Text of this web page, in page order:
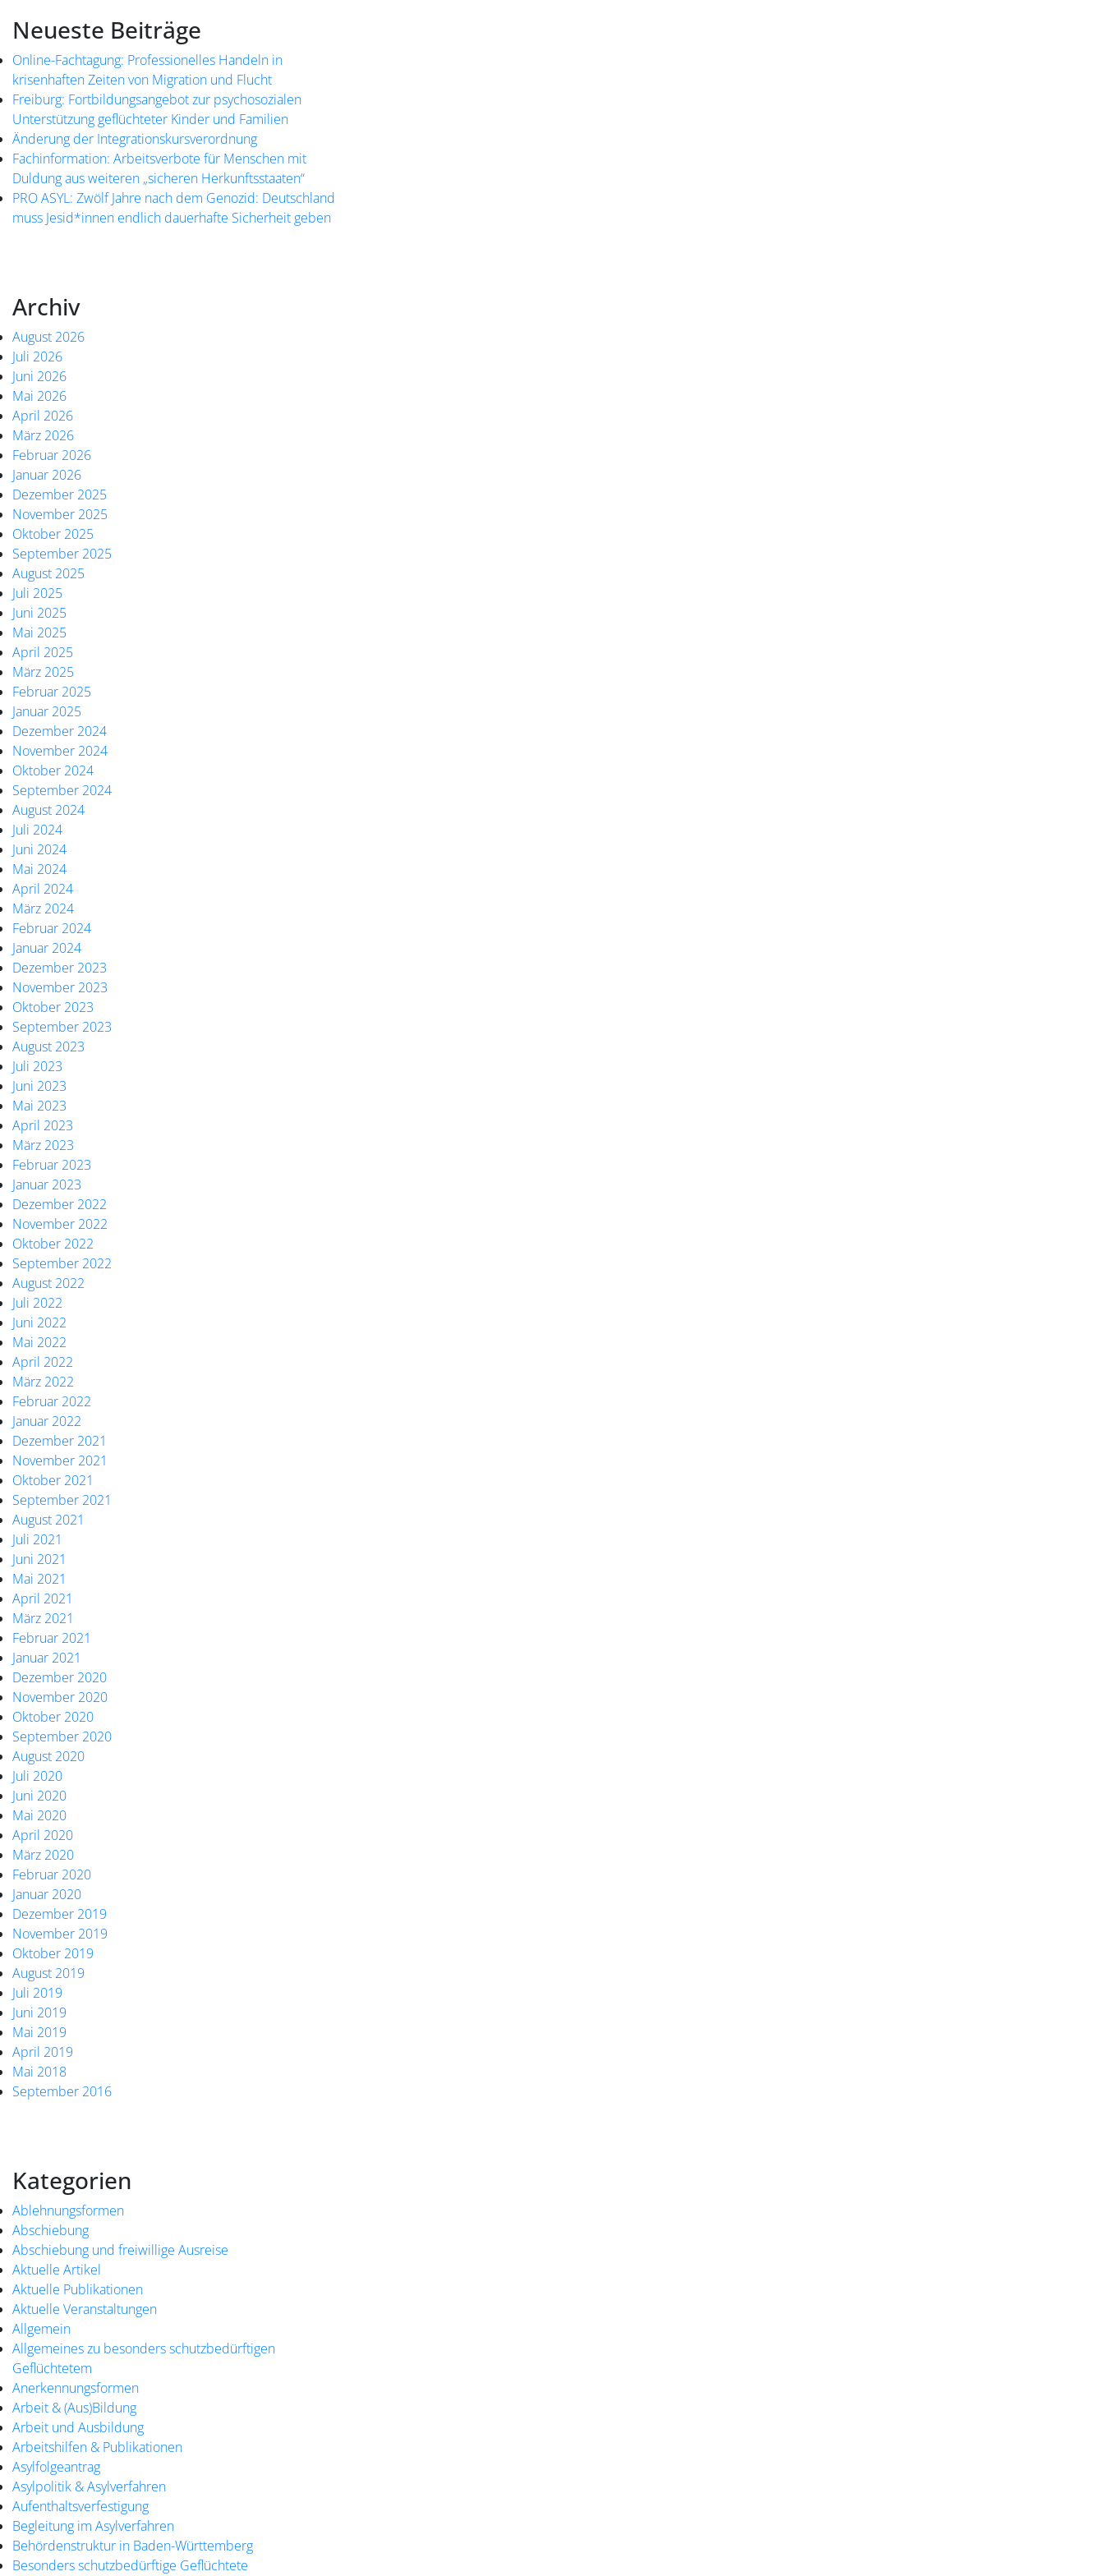
Neueste Beiträge
Online-Fachtagung: Professionelles Handeln in
krisenhaften Zeiten von Migration und Flucht
Freiburg: Fortbildungsangebot zur psychosozialen
Unterstützung geflüchteter Kinder und Familien
Änderung der Integrationskursverordnung
Fachinformation: Arbeitsverbote für Menschen mit
Duldung aus weiteren „sicheren Herkunftsstaaten“
PRO ASYL: Zwölf Jahre nach dem Genozid: Deutschland
muss Jesid*innen endlich dauerhafte Sicherheit geben
Archiv
August 2026
Juli 2026
Juni 2026
Mai 2026
April 2026
März 2026
Februar 2026
Januar 2026
Dezember 2025
November 2025
Oktober 2025
September 2025
August 2025
Juli 2025
Juni 2025
Mai 2025
April 2025
März 2025
Februar 2025
Januar 2025
Dezember 2024
November 2024
Oktober 2024
September 2024
August 2024
Juli 2024
Juni 2024
Mai 2024
April 2024
März 2024
Februar 2024
Januar 2024
Dezember 2023
November 2023
Oktober 2023
September 2023
August 2023
Juli 2023
Juni 2023
Mai 2023
April 2023
März 2023
Februar 2023
Januar 2023
Dezember 2022
November 2022
Oktober 2022
September 2022
August 2022
Juli 2022
Juni 2022
Mai 2022
April 2022
März 2022
Februar 2022
Januar 2022
Dezember 2021
November 2021
Oktober 2021
September 2021
August 2021
Juli 2021
Juni 2021
Mai 2021
April 2021
März 2021
Februar 2021
Januar 2021
Dezember 2020
November 2020
Oktober 2020
September 2020
August 2020
Juli 2020
Juni 2020
Mai 2020
April 2020
März 2020
Februar 2020
Januar 2020
Dezember 2019
November 2019
Oktober 2019
August 2019
Juli 2019
Juni 2019
Mai 2019
April 2019
Mai 2018
September 2016
Kategorien
Ablehnungsformen
Abschiebung
Abschiebung und freiwillige Ausreise
Aktuelle Artikel
Aktuelle Publikationen
Aktuelle Veranstaltungen
Allgemein
Allgemeines zu besonders schutzbedürftigen
Geflüchtetem
Anerkennungsformen
Arbeit & (Aus)Bildung
Arbeit und Ausbildung
Arbeitshilfen & Publikationen
Asylfolgeantrag
Asylpolitik & Asylverfahren
Aufenthaltsverfestigung
Begleitung im Asylverfahren
Behördenstruktur in Baden-Württemberg
Besonders schutzbedürftige Geflüchtete